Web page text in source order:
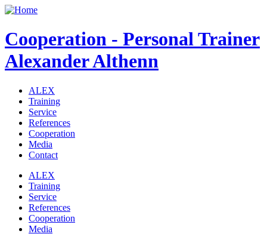
Cooperation - Personal Trainer
Alexander Althenn
ALEX
Training
Service
References
Cooperation
Media
Contact
ALEX
Training
Service
References
Cooperation
Media